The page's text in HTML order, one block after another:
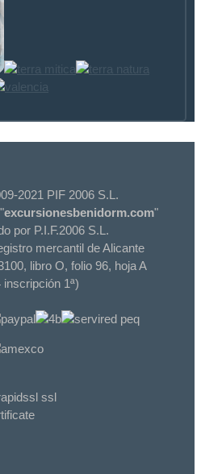
2021 PIF 2006 S.L.
excursionesbenidorm.com"
por P.I.F.2006 S.L.
mercantil de Alicante
libro O, folio 96, hoja A
inscripción 1ª)